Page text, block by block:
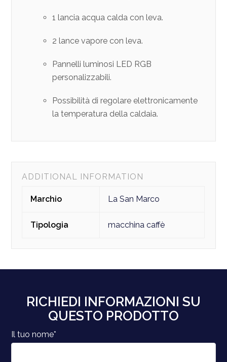
1 lancia acqua calda con leva.
2 lance vapore con leva.
Pannelli luminosi LED RGB
personalizzabili.
Possibilità di regolare elettronicamente
la temperatura della caldaia.
ADDITIONAL INFORMATION
Marchio La San Marco
Tipologia macchina caffè
RICHIEDI INFORMAZIONI SU
QUESTO PRODOTTO
Il tuo nome*